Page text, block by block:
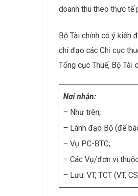
doanh thu theo thực tế
Bộ Tài chính có ý kiến
chỉ đạo các Chi cục
Tổng cục Thuế, Bộ
Nơi nhận:
– Như trên;
– Lãnh đạo Bộ (để
– Vụ PC-BTC;
– Các Vụ/đơn vị
– Lưu: VT, TCT (VT,